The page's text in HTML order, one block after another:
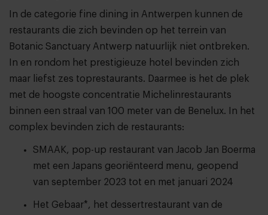
In de categorie fine dining in Antwerpen kunnen de
restaurants die zich bevinden op het terrein van
Botanic Sanctuary Antwerp natuurlijk niet ontbreken.
In en rondom het prestigieuze hotel bevinden zich
maar liefst zes toprestaurants. Daarmee is het de plek
met de hoogste concentratie Michelinrestaurants
binnen een straal van 100 meter van de Benelux. In het
complex bevinden zich de restaurants:
SMAAK, pop-up restaurant van Jacob Jan Boerma
met een Japans georiënteerd menu, geopend
van september 2023 tot en met januari 2024
Het Gebaar*, het dessertrestaurant van de